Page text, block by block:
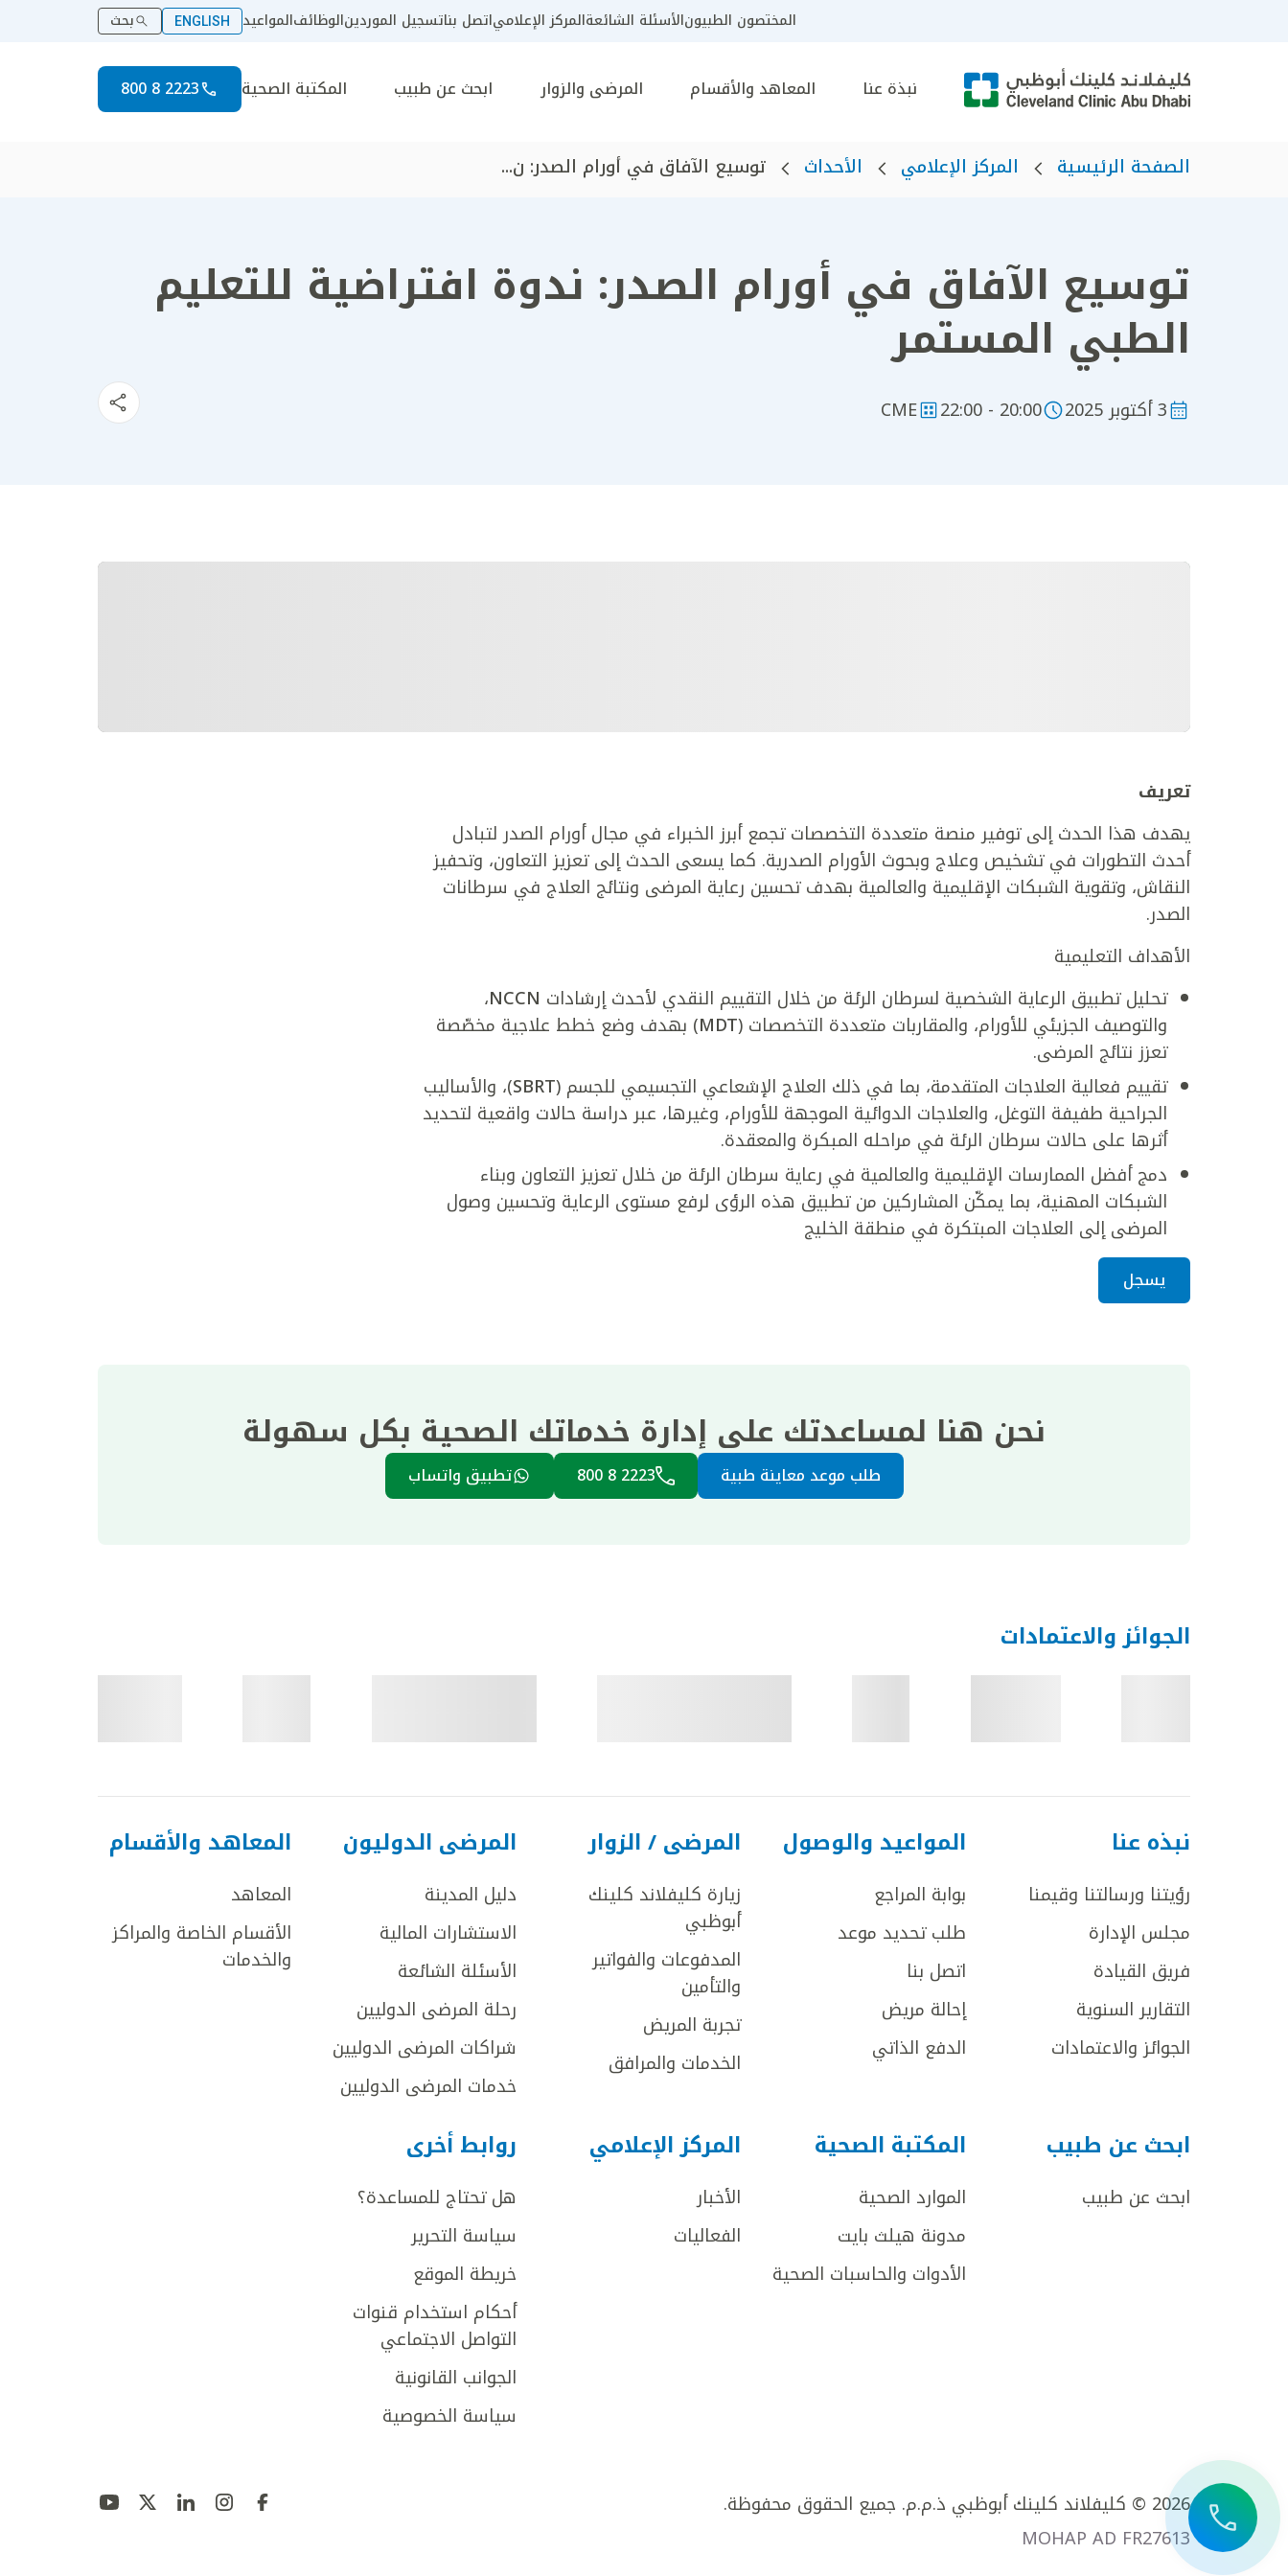
المختصون الطبيونالأسئلة الشائعةالمركز الإعلامياتصل بناتسجيل الموردينالوظائفالمواعيد ENGLISH بحث
نبذة عنا المعاهد والأقسام المرضى والزوار ابحث عن طبيب المكتبة الصحية 2223 8 800
الصفحة الرئيسية المركز الإعلامي الأحداث توسيع الآفاق في أورام الصدر: ن...
توسيع الآفاق في أورام الصدر: ندوة افتراضية للتعليم
الطبي المستمر
3 أكتوبر 2025 20:00 - 22:00
CME
تعريف
يهدف هذا الحدث إلى توفير منصة متعددة التخصصات تجمع أبرز الخبراء في مجال أورام الصدر لتبادل
أحدث التطورات في تشخيص وعلاج وبحوث الأورام الصدرية. كما يسعى الحدث إلى تعزيز التعاون، وتحفيز
النقاش، وتقوية الشبكات الإقليمية والعالمية بهدف تحسين رعاية المرضى ونتائج العلاج في سرطانات
الصدر.
الأهداف التعليمية
تحليل تطبيق الرعاية الشخصية لسرطان الرئة من خلال التقييم النقدي لأحدث إرشادات NCCN،
والتوصيف الجزيئي للأورام، والمقاربات متعددة التخصصات (MDT) بهدف وضع خطط علاجية مخصّصة
تعزز نتائج المرضى.
تقييم فعالية العلاجات المتقدمة، بما في ذلك العلاج الإشعاعي التجسيمي للجسم (SBRT)، والأساليب
الجراحية طفيفة التوغل، والعلاجات الدوائية الموجهة للأورام، وغيرها، عبر دراسة حالات واقعية لتحديد
أثرها على حالات سرطان الرئة في مراحله المبكرة والمعقدة.
دمج أفضل الممارسات الإقليمية والعالمية في رعاية سرطان الرئة من خلال تعزيز التعاون وبناء
الشبكات المهنية، بما يمكّن المشاركين من تطبيق هذه الرؤى لرفع مستوى الرعاية وتحسين وصول
المرضى إلى العلاجات المبتكرة في منطقة الخليج
يسجل
نحن هنا لمساعدتك على إدارة خدماتك الصحية بكل سهولة
طلب موعد معاينة طبية 2223 8 800 تطبيق واتساب
الجوائز والاعتمادات
نبذه عنا
رؤيتنا ورسالتنا وقيمنا
مجلس الإدارة
فريق القيادة
التقارير السنوية
الجوائز والاعتمادات
المواعيد والوصول
بوابة المراجع
طلب تحديد موعد
اتصل بنا
إحالة مريض
الدفع الذاتي
المرضى / الزوار
زيارة كليفلاند كلينك
أبوظبي
المدفوعات والفواتير
والتأمين
تجربة المريض
الخدمات والمرافق
المرضى الدوليون
دليل المدينة
الاستشارات المالية
الأسئلة الشائعة
رحلة المرضى الدوليين
شراكات المرضى الدوليين
خدمات المرضى الدوليين
المعاهد والأقسام
المعاهد
الأقسام الخاصة والمراكز
والخدمات
ابحث عن طبيب
ابحث عن طبيب
المكتبة الصحية
الموارد الصحية
مدونة هيلث بايت
الأدوات والحاسبات الصحية
المركز الإعلامي
الأخبار
الفعاليات
روابط أخرى
هل تحتاج للمساعدة؟
سياسة التحرير
خريطة الموقع
أحكام استخدام قنوات
التواصل الاجتماعي
الجوانب القانونية
سياسة الخصوصية
2026 © كليفلاند كلينك أبوظبي ذ.م.م. جميع الحقوق محفوظة.
MOHAP AD FR27613